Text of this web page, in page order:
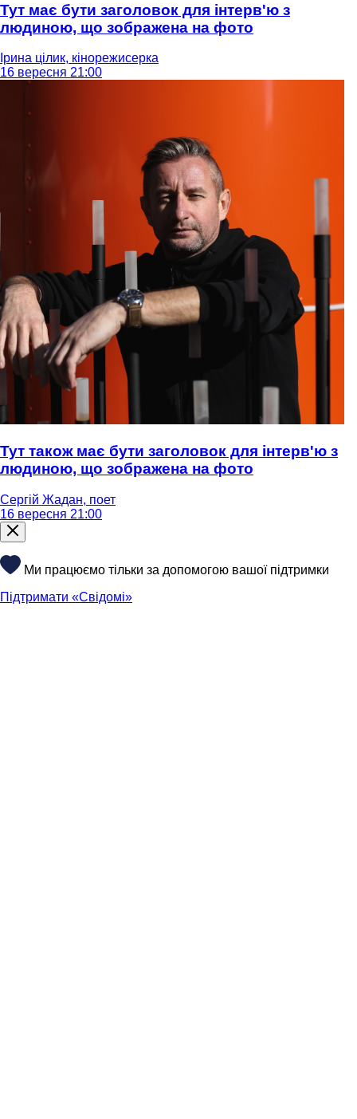
Тут має бути заголовок для інтерв'ю з
людиною, що зображена на фото
Ірина цілик, кінорежисерка
16 вересня 21:00
Тут також має бути заголовок для інтерв'ю з
людиною, що зображена на фото
Сергій Жадан, поет
16 вересня 21:00
Ми працюємо тільки за допомогою вашої підтримки
Підтримати «Свідомі»